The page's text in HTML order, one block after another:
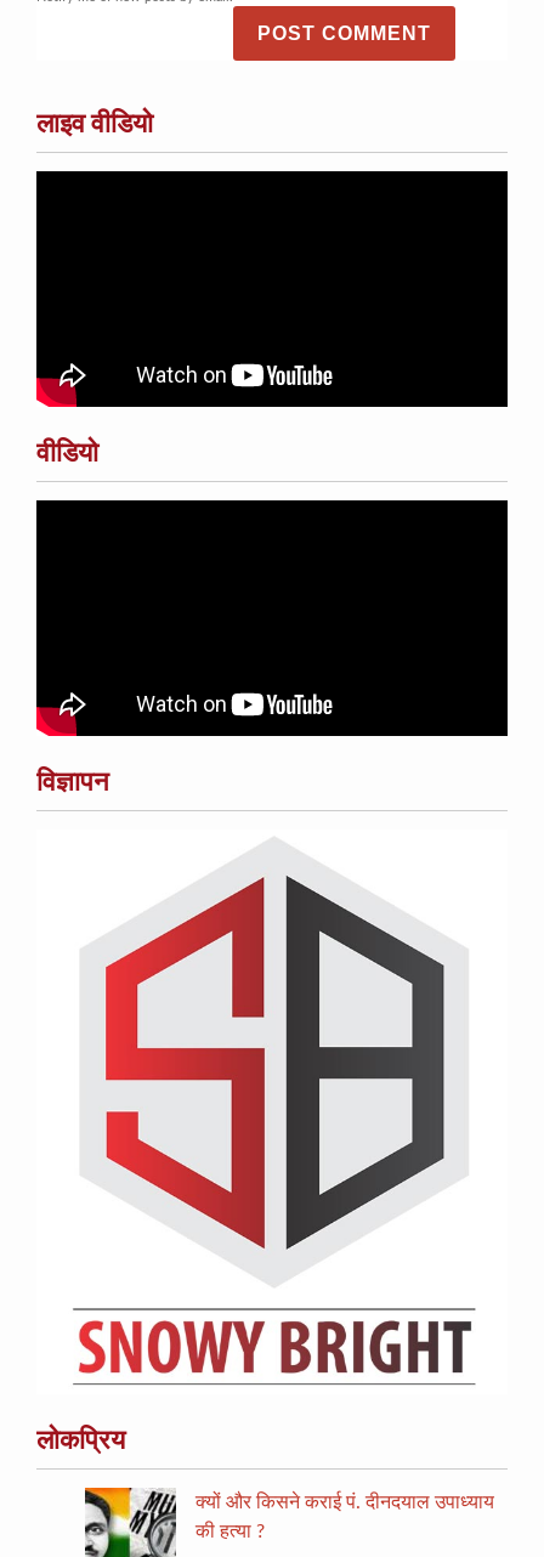
लाइव वीडियो
वीडियो
विज्ञापन
लोकप्रिय
क्यों और किसने कराई पं. दीनदयाल उपाध्याय
की हत्या ?